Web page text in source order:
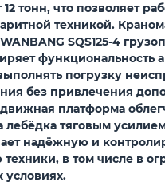
12 тонн, что позволяет
техникой.
WANBANG SQS125-4
функциональность
погрузку
без привлечения
платформа
лебёдка тяговым
надёжную и
техники, в том числе в
условиях.